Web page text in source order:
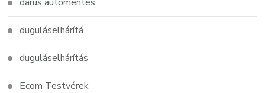
duguláselhárítá
duguláselhárítás
Ecom Testvérek